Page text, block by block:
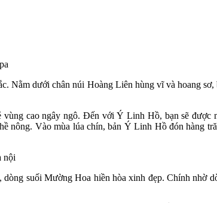
Nằm dưới chân núi Hoàng Liên hùng vĩ và hoang
cao ngây ngô. Đến với Ý Linh Hồ, bạn sẽ được
nông. Vào mùa lúa chín, bản Ý Linh Hồ đón hàng
suối Mường Hoa hiền hòa xinh đẹp. Chính nhờ